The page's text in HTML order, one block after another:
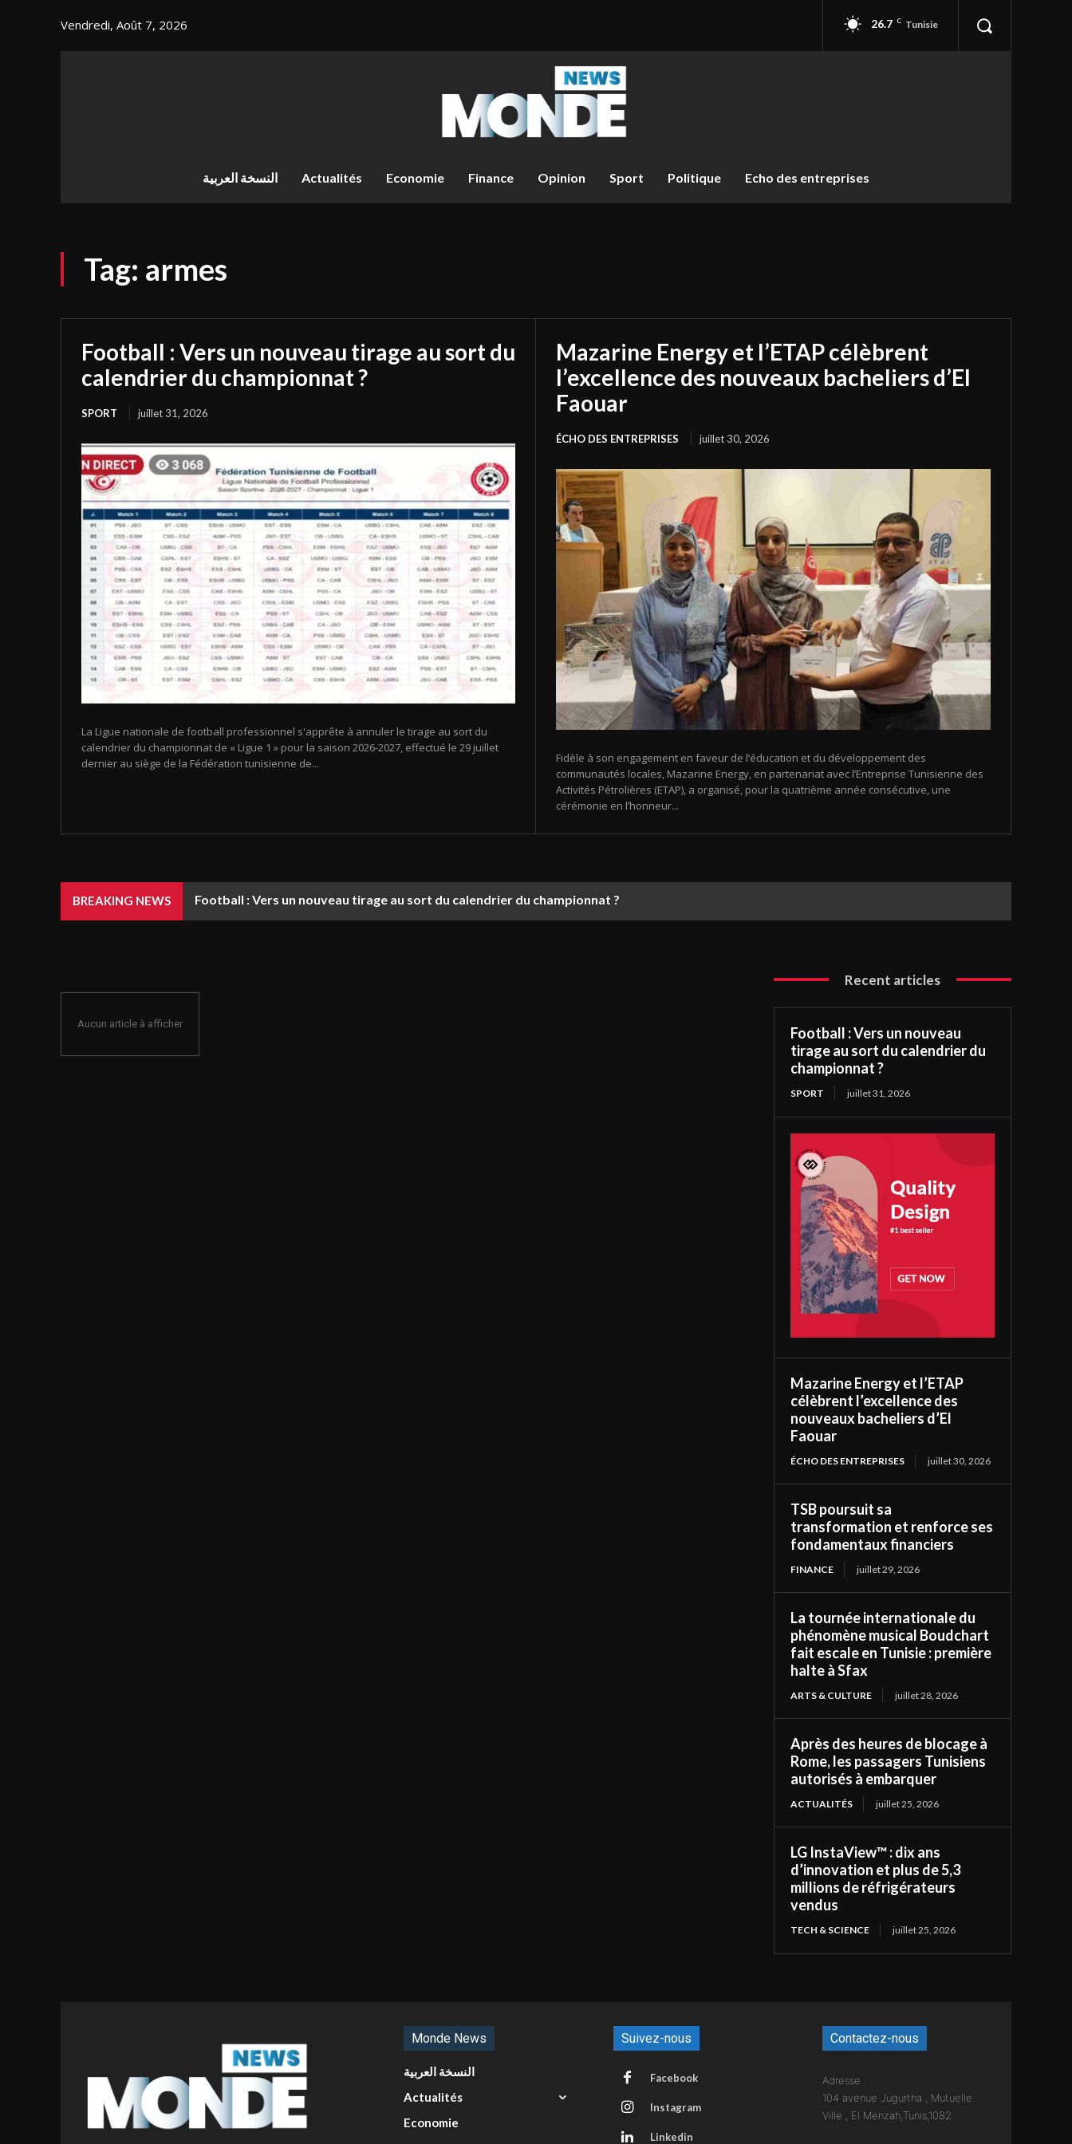
Vendredi, Août 7, 2026 26.7 C Tunisie
النسخة العربية Actualités Economie Finance Opinion Sport Politique Echo des entreprises
Tag: armes
Football : Vers un nouveau tirage au sort du
calendrier du championnat ?
SPORT juillet 31, 2026
La Ligue nationale de football professionnel s'apprête à annuler le tirage au sort du
calendrier du championnat de « Ligue 1 » pour la saison 2026-2027, effectué le 29 juillet
dernier au siège de la Fédération tunisienne de...
Mazarine Energy et l’ETAP célèbrent
l’excellence des nouveaux bacheliers d’El
Faouar
ÉCHO DES ENTREPRISES juillet 30, 2026
Fidèle à son engagement en faveur de l’éducation et du développement des
communautés locales, Mazarine Energy, en partenariat avec l’Entreprise Tunisienne des
Activités Pétrolières (ETAP), a organisé, pour la quatrième année consécutive, une
cérémonie en l’honneur...
BREAKING NEWS Football : Vers un nouveau tirage au sort du calendrier du championnat ?
Aucun article à afficher
Recent articles
Football : Vers un nouveau
tirage au sort du calendrier du
championnat ?
SPORT juillet 31, 2026
Mazarine Energy et l’ETAP
célèbrent l’excellence des
nouveaux bacheliers d’El
Faouar
ÉCHO DES ENTREPRISES juillet 30, 2026
TSB poursuit sa
transformation et renforce ses
fondamentaux financiers
FINANCE juillet 29, 2026
La tournée internationale du
phénomène musical Boudchart
fait escale en Tunisie : première
halte à Sfax
ARTS & CULTURE juillet 28, 2026
Après des heures de blocage à
Rome, les passagers Tunisiens
autorisés à embarquer
ACTUALITÉS juillet 25, 2026
LG InstaView™ : dix ans
d’innovation et plus de 5,3
millions de réfrigérateurs
vendus
TECH & SCIENCE juillet 25, 2026
Monde News
النسخة العربية
Actualités
Economie
Suivez-nous
Facebook
Instagram
Linkedin
Contactez-nous
Adresse :
104 avenue Jugurtha , Mutuelle
Ville , El Menzah,Tunis,1082